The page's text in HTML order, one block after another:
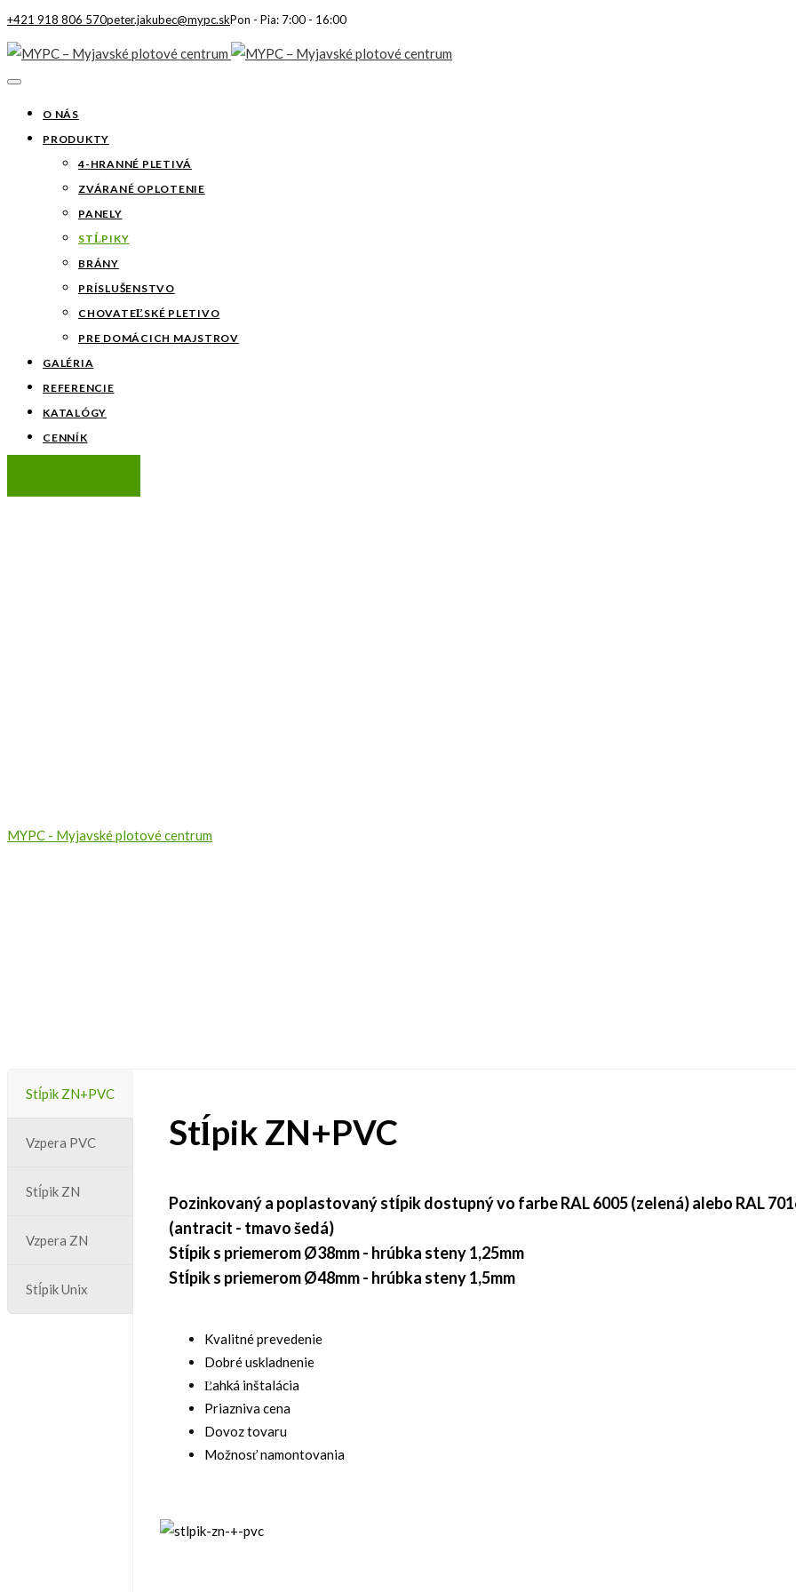
+421 918 806 570peter.jakubec@mypc.skPon - Pia: 7:00 - 16:00
O NÁS
PRODUKTY
4-HRANNÉ PLETIVÁ
ZVÁRANÉ OPLOTENIE
PANELY
STĹPIKY
BRÁNY
PRÍSLUŠENSTVO
CHOVATEĽSKÉ PLETIVO
PRE DOMÁCICH MAJSTROV
GALÉRIA
REFERENCIE
KATALÓGY
CENNÍK
MYPC - Myjavské plotové centrum
Stĺpik ZN+PVC
Vzpera PVC
Stĺpik ZN
Vzpera ZN
Stĺpik Unix
Stĺpik ZN+PVC
Pozinkovaný a poplastovaný stĺpik dostupný vo farbe RAL 6005 (zelená) alebo RAL
(antracit - tmavo šedá)
Stĺpik s priemerom Ø38mm - hrúbka steny 1,25mm
Stĺpik s priemerom Ø48mm - hrúbka steny 1,5mm
Kvalitné prevedenie
Dobré uskladnenie
Ľahká inštalácia
Priazniva cena
Dovoz tovaru
Možnosť namontovania